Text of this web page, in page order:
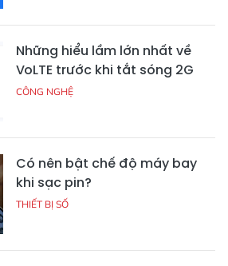
Những hiểu lầm lớn nhất về
VoLTE trước khi tắt sóng 2G
CÔNG NGHỆ
Có nên bật chế độ máy bay
khi sạc pin?
THIẾT BỊ SỐ